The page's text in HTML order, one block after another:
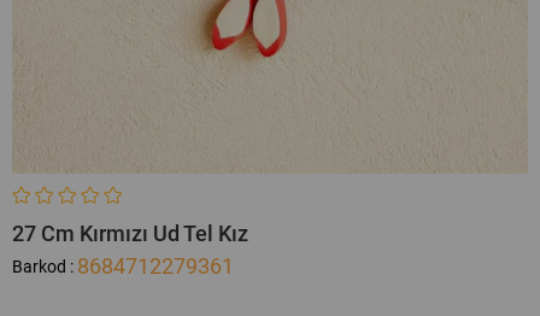
27 Cm Kırmızı Ud Tel Kız
Barkod : 8684712279361